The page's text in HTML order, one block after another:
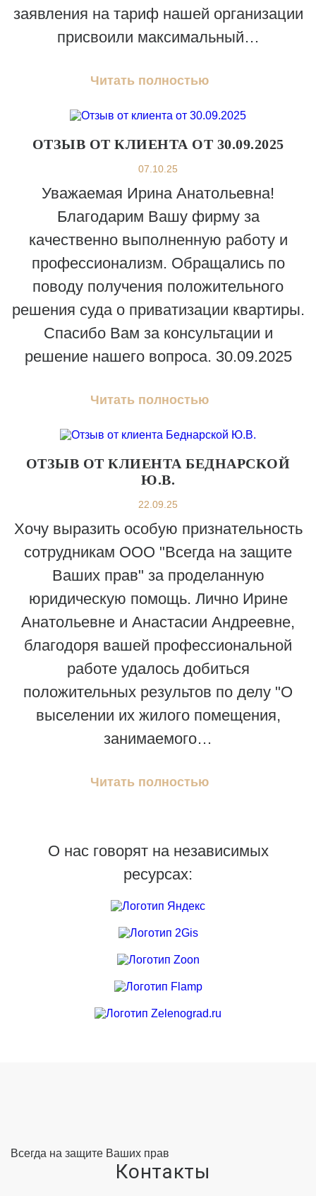
заявления на тариф нашей организации
присвоили максимальный…
Читать полностью
ОТЗЫВ ОТ КЛИЕНТА ОТ 30.09.2025
07.10.25
Уважаемая Ирина Анатольевна!
Благодарим Вашу фирму за
качественно выполненную работу и
профессионализм. Обращались по
поводу получения положительного
решения суда о приватизации квартиры.
Спасибо Вам за консультации и
решение нашего вопроса. 30.09.2025
Читать полностью
ОТЗЫВ ОТ КЛИЕНТА БЕДНАРСКОЙ
Ю.В.
22.09.25
Хочу выразить особую признательность
сотрудникам ООО "Всегда на защите
Ваших прав" за проделанную
юридическую помощь. Лично Ирине
Анатольевне и Анастасии Андреевне,
благодоря вашей профессиональной
работе удалось добиться
положительных результов по делу "О
выселении их жилого помещения,
занимаемого…
Читать полностью
О нас говорят на независимых
ресурсах:
Всегда на защите Ваших прав
Контакты